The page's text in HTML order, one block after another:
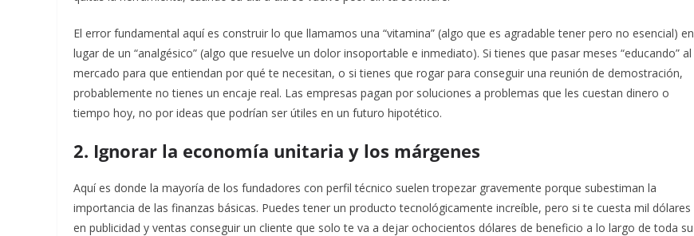
El error fundamental aquí es construir lo que llamamos una “vitamina” (algo que es agradable tener pero no esencial) en
lugar de un “analgésico” (algo que resuelve un dolor insoportable e inmediato). Si tienes que pasar meses “educando” al
mercado para que entiendan por qué te necesitan, o si tienes que rogar para conseguir una reunión de demostración,
probablemente no tienes un encaje real. Las empresas pagan por soluciones a problemas que les cuestan dinero o
tiempo hoy, no por ideas que podrían ser útiles en un futuro hipotético.
2. Ignorar la economía unitaria y los márgenes
Aquí es donde la mayoría de los fundadores con perfil técnico suelen tropezar gravemente porque subestiman la
importancia de las finanzas básicas. Puedes tener un producto tecnológicamente increíble, pero si te cuesta mil dólares
en publicidad y ventas conseguir un cliente que solo te va a dejar ochocientos dólares de beneficio a lo largo de toda su